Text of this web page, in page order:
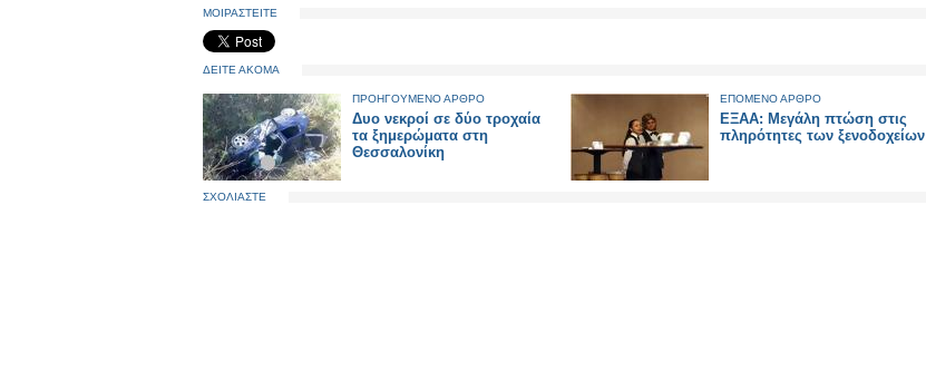
ΜΟΙΡΑΣΤΕΙΤΕ
ΔΕΙΤΕ ΑΚΟΜΑ
ΠΡΟΗΓΟΥΜΕΝΟ ΑΡΘΡΟ
Δυο νεκροί σε δύο τροχαία
τα ξημερώματα στη
Θεσσαλονίκη
ΕΠΟΜΕΝΟ ΑΡΘΡΟ
ΕΞΑΑ: Μεγάλη πτώση στις
πληρότητες των ξενοδοχείων
ΣΧΟΛΙΑΣΤΕ